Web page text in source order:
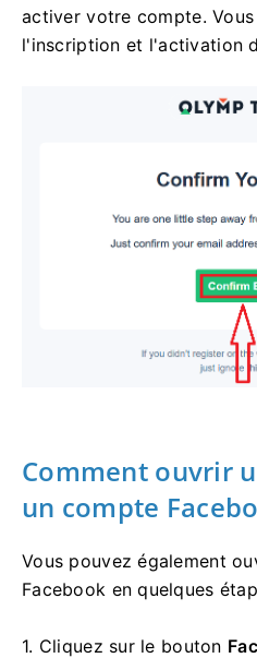
activer votre compte.
l'inscription et l'activation
Comment ouvrir
un compte
Vous pouvez également
Facebook en quelques
1. Cliquez sur le bouton